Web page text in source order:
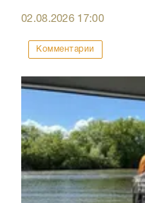
02.08.2026 17:00
Комментарии